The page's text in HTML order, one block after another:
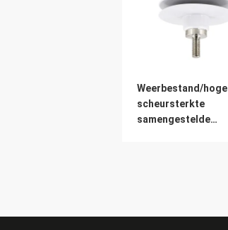
Weerbestand/hoge
scheursterkte
samengestelde